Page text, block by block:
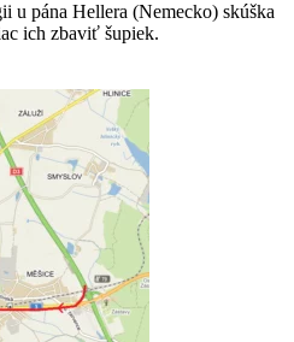
u pána Hellera (Nemecko) skúška
ich zbaviť šupiek.